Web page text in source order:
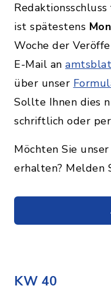
ist spätestens
Woche der
E-Mail an
über unser
Sollte Ihnen dies
schriftlich oder
Möchten Sie
erhalten? Melden
KW 40